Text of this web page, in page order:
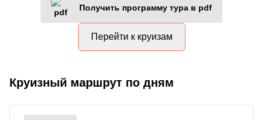
Получить программу тура в pdf
Перейти к круизам
Круизный маршрут по дням